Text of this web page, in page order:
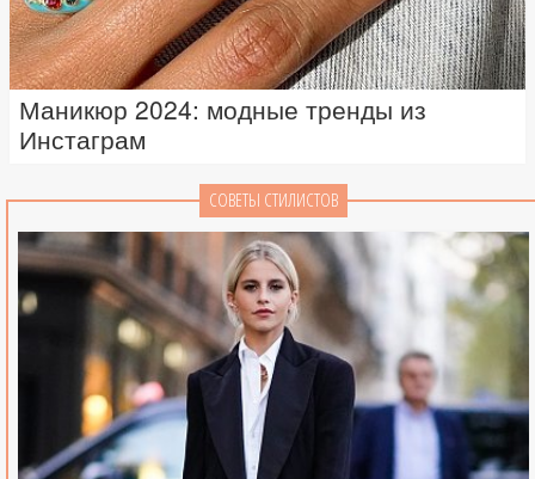
Маникюр 2024: модные тренды из
Инстаграм
СОВЕТЫ СТИЛИСТОВ